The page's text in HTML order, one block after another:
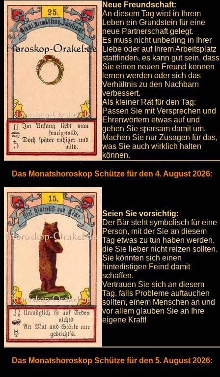
Neue Freundschaft:
An diesem Tag wird in Ihrem
Leben ein Grundstein für eine
neue Partnerschaft gelegt.
Es muss nicht unbeding in Ihrer
Liebe oder auf Ihrem Arbeitsplatz
stattfinden, es kann gut sein, dass
Sie einen neuen Freund kennen
lernen werden oder sich das
Verhältnis zu den Nachbarn
verbessert.
Als kleiner Rat für den Tag:
Passen Sie mit Versprechen und
Ehrenwörtern etwas auf und
gehen Sie sparsam damit um.
Machen Sie nur Zusagen für das,
was Sie auch wirklich halten
können.
Das Monatshoroskop Schütze für den 4. August 2026:
Seien Sie vorsichtig:
Der Bär steht symbolisch für eine
Person, mit der Sie an diesem
Tag etwas zu tun haben werden,
die Sie lieber nicht reizen sollten.
Sie könnten sich einen
hinterlistigen Feind damit
schaffen.
Vertrauen Sie sich an diesem
Tag, falls Probleme auftauchen
sollten, einem Menschen an und
vor allem glauben Sie an Ihre
eigene Kraft!
Das Monatshoroskop Schütze für den 5. August 2026: